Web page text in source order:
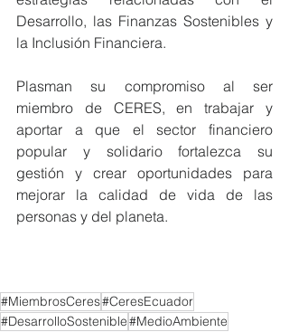
Desarrollo, las Finanzas Sostenibles y
la Inclusión Financiera.
Plasman su compromiso al ser
miembro de CERES, en trabajar y
aportar a que el sector financiero
popular y solidario fortalezca su
gestión y crear oportunidades para
mejorar la calidad de vida de las
personas y del planeta.
#MiembrosCeres#CeresEcuador
#DesarrolloSostenible#MedioAmbiente